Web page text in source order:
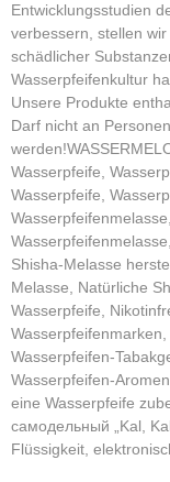
Entwicklungsstudien
verbessern, stellen
schädlicher
Wasserpfeifenkultur
Unsere Produkte
Darf nicht an
Wasserpfeife,
Wasserpfeife,
Shisha-Melasse
Melasse, Natürliche
Wasserpfeife,
Wasserpfeifen-
Wasserpfeifen-
eine Wasserpfeife
самодельный „Kal,
Flüssigkeit,